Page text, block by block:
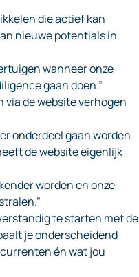
die actief kan
nieuwe potentials in
wanneer onze
gaan doen.”
via de website verhogen
onderdeel gaan worden
de website eigenlijk
worden en onze
te starten met de
je onderscheidend
én wat jou